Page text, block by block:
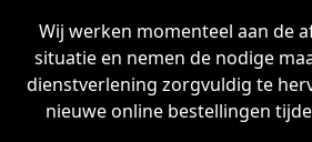
Wij werken momenteel aan de
situatie en nemen de nodige
dienstverlening zorgvuldig te
nieuwe online bestellingen